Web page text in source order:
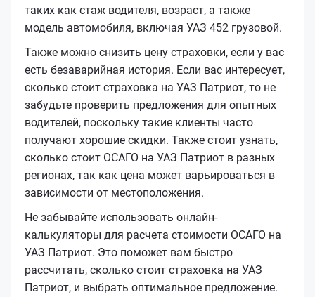
таких как стаж водителя, возраст, а также
модель автомобиля, включая УАЗ 452 грузовой.
Также можно снизить цену страховки, если у вас
есть безаварийная история. Если вас интересует,
сколько стоит страховка на УАЗ Патриот, то не
забудьте проверить предложения для опытных
водителей, поскольку такие клиенты часто
получают хорошие скидки. Также стоит узнать,
сколько стоит ОСАГО на УАЗ Патриот в разных
регионах, так как цена может варьироваться в
зависимости от местоположения.
Не забывайте использовать онлайн-
калькуляторы для расчета стоимости ОСАГО на
УАЗ Патриот. Это поможет вам быстро
рассчитать, сколько стоит страховка на УАЗ
Патриот, и выбрать оптимальное предложение.